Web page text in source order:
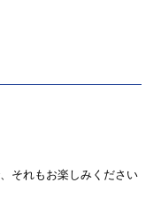
それもお楽しみください